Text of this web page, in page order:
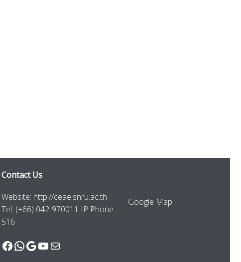
Contact Us
Website: http://ceae.snru.ac.th
Tel: (+66) 042-970011 IP Phone
516
Facebook
WhatsApp
Google
YouTube
Mail
Google Map